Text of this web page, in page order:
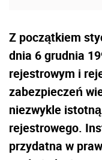
Z początkiem
dnia 6 grudnia
rejestrowym i
zabezpieczeń
niezwykle
rejestrowego.
przydatna w